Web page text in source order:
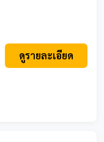
ดูรายละเอียด